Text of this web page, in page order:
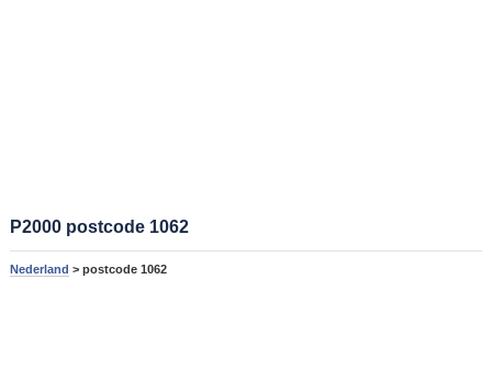
P2000 postcode 1062
Nederland > postcode 1062